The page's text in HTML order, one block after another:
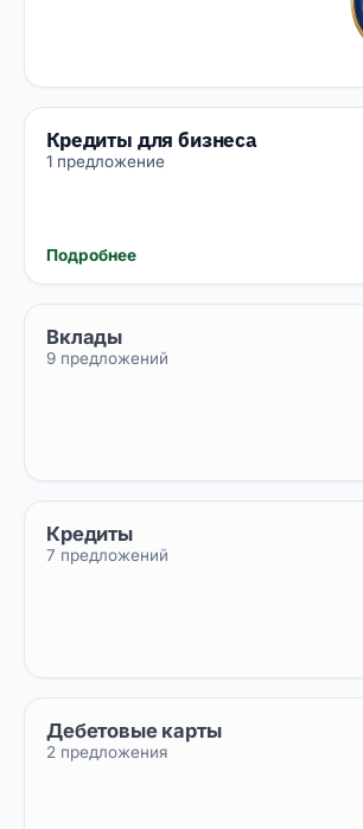
Кредиты для бизнеса
1 предложение
Подробнее
Вклады
9 предложений
Кредиты
7 предложений
Дебетовые карты
2 предложения